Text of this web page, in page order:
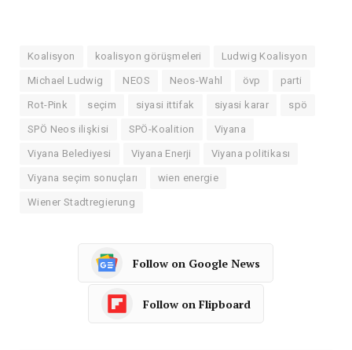
Koalisyon koalisyon görüşmeleri Ludwig Koalisyon
Michael Ludwig NEOS Neos-Wahl övp parti
Rot-Pink seçim siyasi ittifak siyasi karar spö
SPÖ Neos ilişkisi SPÖ-Koalition Viyana
Viyana Belediyesi Viyana Enerji Viyana politikası
Viyana seçim sonuçları wien energie
Wiener Stadtregierung
Follow on Google News
Follow on Flipboard